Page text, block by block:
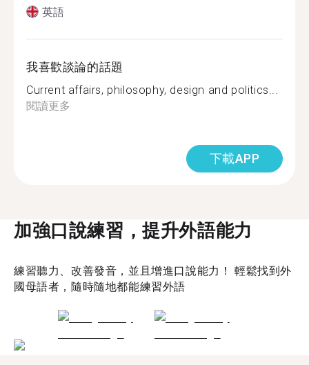
英語
我喜歡談論的話題
Current affairs, philosophy, design and politics...
閱讀更多
下載APP
加強口說練習，提升外語能力
練習聽力、改善發音，並且增進口說能力！ 輕鬆找到外
國母語者，隨時隨地都能練習外語